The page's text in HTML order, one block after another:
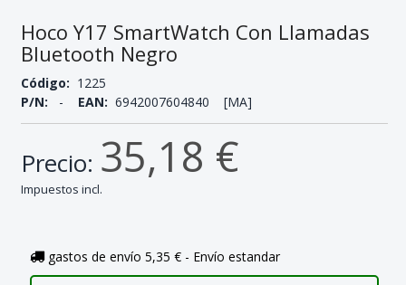
Hoco Y17 SmartWatch Con Llamadas
Bluetooth Negro
Código: 1225
P/N:
- EAN: 6942007604840 [MA]
Precio: 35,18 €
Impuestos incl.
gastos de envío 5,35 € - Envío estandar